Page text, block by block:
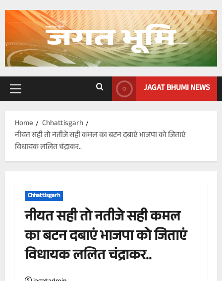
Primary
JAGAT BHUMI NEWS
Home
Chhattisgarh
नीयत सही तो नतीजे सही कमल का बटन दबाएं भाजपा को जिताएं
विधायक ललित चंद्राकर..
Chhattisgarh
नीयत सही तो नतीजे सही कमल
का बटन दबाएं भाजपा को जिताएं
विधायक ललित चंद्राकर..